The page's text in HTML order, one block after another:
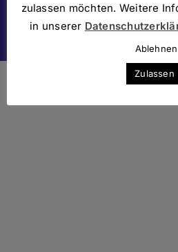
FacebookLinkedIn
zulassen möchten. Weitere
in unserer
Ablehnen
Zulassen